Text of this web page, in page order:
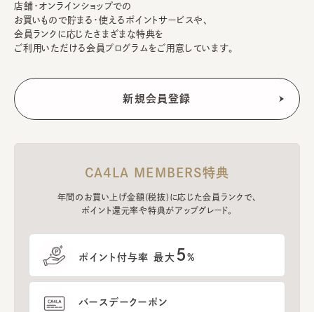
店舗・オンラインショップでの
お買いもので貯まる・使えるポイントサービスや、
会員ランクに応じたさまざまな特典を
ご利用いただける会員プログラムをご用意しています。
CA4LA MEMBERS特典
年間のお買い上げ金額(税抜)に応じた会員ランクで、
ポイント還元率や特典がアップグレード。
ポイント付与率 最大 5%
バースデークーポン